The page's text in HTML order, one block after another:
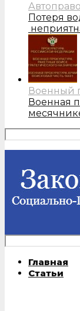
Автоправо
Потеря
Военный
Военная
Главная
Статьи